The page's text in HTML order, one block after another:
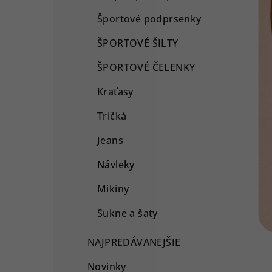
Športové podprsenky
ŠPORTOVÉ ŠILTY
ŠPORTOVÉ ČELENKY
Kraťasy
Tričká
Jeans
Návleky
Mikiny
Sukne a šaty
NAJPREDÁVANEJŠIE
Novinky